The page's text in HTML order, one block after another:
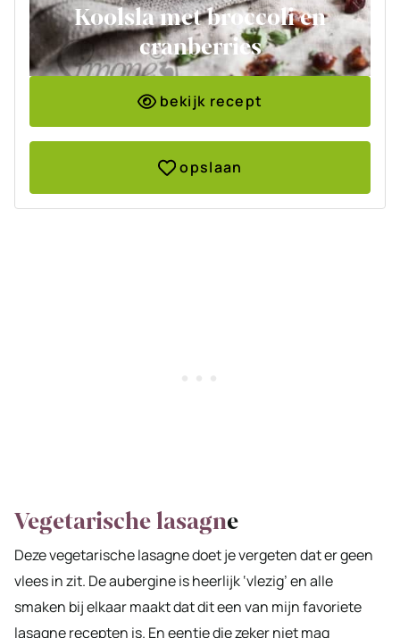
Koolsla met broccoli en
cranberries
bekijk recept
opslaan
Vegetarische lasagne
Deze vegetarische lasagne doet je vergeten dat er geen
vlees in zit. De aubergine is heerlijk ‘vlezig’ en alle
smaken bij elkaar maakt dat dit een van mijn favoriete
lasagne recepten is. En eentje die zeker niet mag